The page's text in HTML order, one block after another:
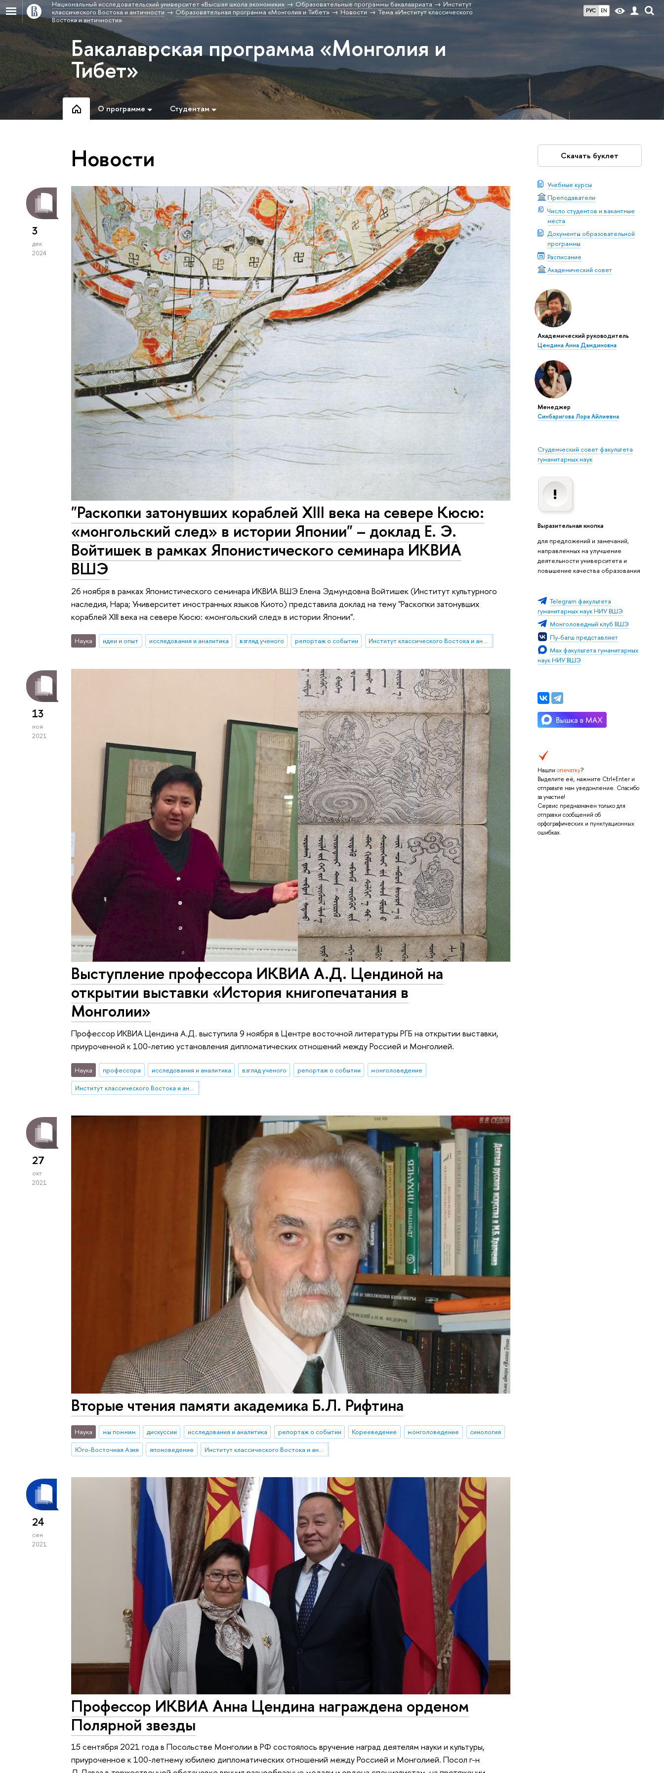
РУС EN
Национальный исследовательский университет «Высшая школа экономики» Образовательные программы бакалавриата
Институт
классического Востока и античности
Образовательная программа «Монголия и Тибет» Новости
Тема «Институт классического
Востока и античности»
Бакалаврская программа «Монголия и
Тибет»
О программе Студентам
Скачать буклет
Учебные курсы
Преподаватели
Число студентов и вакантные
места
Документы образовательной
программы
Расписание
Академический совет
Академический руководитель
Цендина Анна Дамдиновна
Менеджер
Синбаригова Лора Айлиевна
Студенческий совет факультета
гуманитарных наук
Выразительная кнопка
для предложений и замечаний,
направленных на улучшение
деятельности университета и
повышение качества образования
Telegram факультета
гуманитарных наук НИУ ВШЭ
Монголоведный клуб ВШЭ
Пу-багш представляет
Мах факультета гуманитарных
наук НИУ ВШЭ
Нашли опечатку?
Выделите её, нажмите Ctrl+Enter и
отправьте нам уведомление. Спасибо
за участие!
Сервис предназначен только для
отправки сообщений об
орфографических и пунктуационных
ошибках.
Новости
3
дек
2024
"Раскопки затонувших кораблей XIII века на севере Кюсю:
«монгольский след» в истории Японии" – доклад Е. Э.
Войтишек в рамках Японистического семинара ИКВИА
ВШЭ
26 ноября в рамках Японистического семинара ИКВИА ВШЭ Елена Эдмундовна Войтишек (Институт культурного
наследия, Нара; Университет иностранных языков Киото) представила доклад на тему "Раскопки затонувших
кораблей XIII века на севере Кюсю: «монгольский след» в истории Японии".
Наука идеи и опыт исследования и аналитика взгляд ученого репортаж о событии Институт классического Востока и античности
13
ноя
2021
Выступление профессора ИКВИА А.Д. Цендиной на
открытии выставки «История книгопечатания в
Монголии»
Профессор ИКВИА Цендина А.Д. выступила 9 ноября в Центре восточной литературы РГБ на открытии выставки,
приуроченной к 100-летию установления дипломатических отношений между Россией и Монголией.
Наука профессора исследования и аналитика взгляд ученого репортаж о событии
монголоведение
Институт классического Востока и античности
27
окт
2021
Вторые чтения памяти академика Б.Л. Рифтина
Наука мы помним дискуссии исследования и аналитика репортаж о событии Корееведение монголоведение
синология
Юго-Восточная Азия
японоведение Институт классического Востока и античности
24
сен
2021
Профессор ИКВИА Анна Цендина награждена орденом
Полярной звезды
15 сентября 2021 года в Посольстве Монголии в РФ состоялось вручение наград деятелям науки и культуры,
приуроченное к 100-летнему юбилею дипломатических отношений между Россией и Монголией. Посол г-н